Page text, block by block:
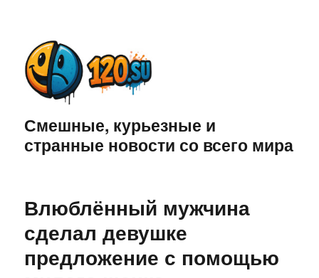
Смешные, курьезные и
странные новости со всего мира
Влюблённый мужчина
сделал девушке
предложение с помощью